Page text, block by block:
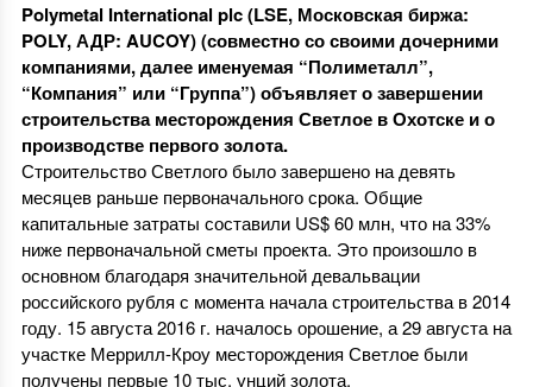
Polymetal International plc (LSE, Московская биржа:
POLY, АДР: AUCOY) (совместно со своими дочерними
компаниями, далее именуемая “Полиметалл”,
“Компания” или “Группа”) объявляет о завершении
строительства месторождения Светлое в Охотске и о
производстве первого золота.
Строительство Светлого было завершено на девять
месяцев раньше первоначального срока. Общие
капитальные затраты составили US$ 60 млн, что на 33%
ниже первоначальной сметы проекта. Это произошло в
основном благодаря значительной девальвации
российского рубля с момента начала строительства в 2014
году. 15 августа 2016 г. началось орошение, а 29 августа на
участке Меррилл-Кроу месторождения Светлое были
получены первые 10 тыс. унций золота.